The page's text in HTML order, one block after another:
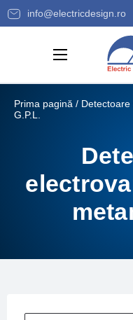
info@electricdesign.ro
Prima pagină /
G.P.L.